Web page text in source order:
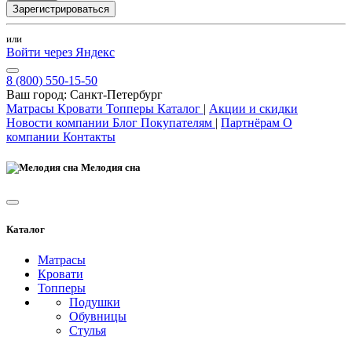
Зарегистрироваться
или
Войти через Яндекс
8 (800) 550-15-50
Ваш город: Санкт-Петербург
Матрасы Кровати Топперы Каталог | Акции и скидки
Новости компании Блог Покупателям | Партнёрам О
компании Контакты
Мелодия сна
Каталог
Матрасы
Кровати
Топперы
Подушки
Обувницы
Стулья